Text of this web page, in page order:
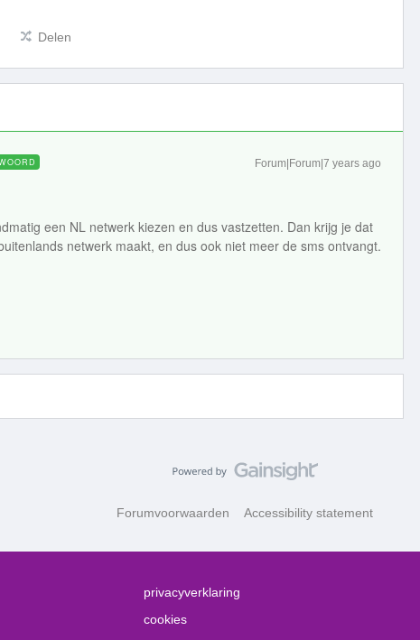
Delen
Forum|Forum|7 years ago
een NL netwerk kiezen en dus vastzetten. Dan krijg je dat
netwerk maakt, en dus ook niet meer de sms ontvangt.
Forumvoorwaarden Accessibility statement
privacyverklaring
cookies